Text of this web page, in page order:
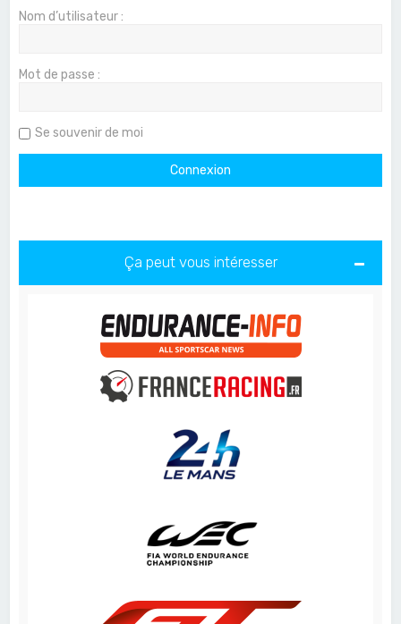
Nom d’utilisateur :
Mot de passe :
Se souvenir de moi
Ça peut vous intéresser